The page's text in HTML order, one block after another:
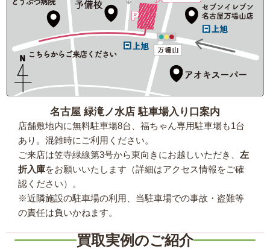
名古屋 緑滝ノ水店 駐車場入り口案内
店舗敷地内に無料駐車場8台、福ちゃん専用駐車場も1台
あり。混雑時にご利用ください。
ご来店は笠寺緑線第3号から東向きにお越しいただき、 左
折入庫をお願いいたします（詳細はアクセス情報をご確
認ください）。
※近隣施設の駐車場の利用、当駐車場での事故・盗難等
の責任は負いかねます。
買取実例のご紹介